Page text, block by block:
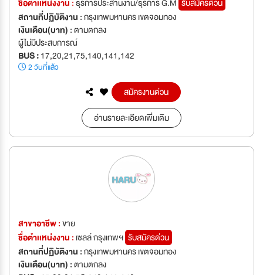
ชื่อตำเเหน่งงาน :ธุรการประสานงาน/ธุรการ G.M รับสมัครด่วน
สถานที่ปฏิบัติงาน :กรุงเทพมหานคร เขตจอมทอง
เงินเดือน(บาท) :ตามตกลง
ผู้ไม่มีประสบการณ์
BUS :17,20,21,75,140,141,142
2 วันที่แล้ว
สมัครงานด่วน
อ่านรายละเอียดเพิ่มเติม
สาขาอาชีพ :ขาย
ชื่อตำเเหน่งงาน : เซลล์ กรุงเทพฯ รับสมัครด่วน
สถานที่ปฏิบัติงาน :กรุงเทพมหานคร เขตจอมทอง
เงินเดือน(บาท) :ตามตกลง